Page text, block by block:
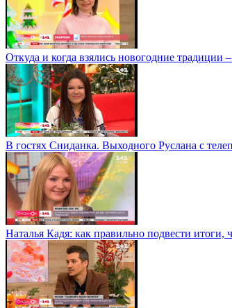
Откуда и когда взялись новогодние традиции
В гостях Сниданка. Выходного Руслана с
Наталья Кадя: как правильно подвести